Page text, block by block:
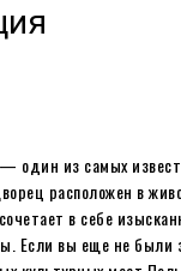
один из самых
расположен в
в себе
Если вы еще не были